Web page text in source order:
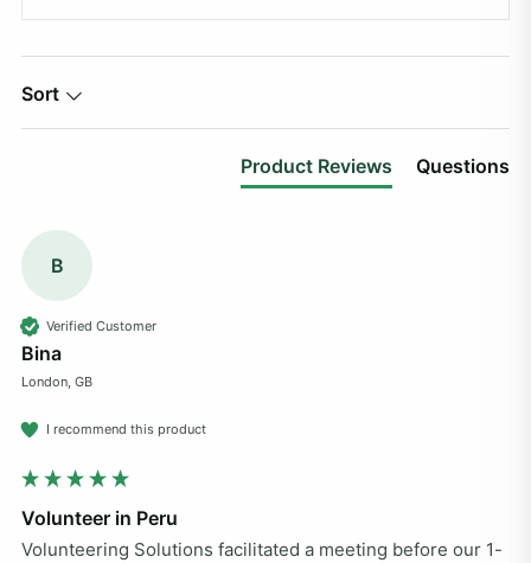
Sort
Product Reviews Questions
B
Verified Customer
Bina
London, GB
I recommend this product
Volunteer in Peru
Volunteering Solutions facilitated a meeting before our 1-